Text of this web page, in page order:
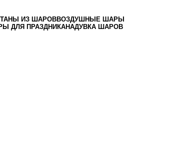
ИЗ ШАРОВВОЗДУШНЫЕ ШАРЫ
ДЛЯ ПРАЗДНИКАНАДУВКА ШАРОВ